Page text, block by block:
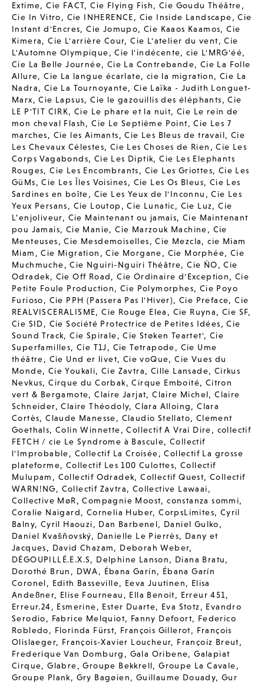
Extime,Cie FACT,Cie Flying Fish,Cie Goudu Théâtre,
Cie In Vitro, Cie INHERENCE, Cie Inside Landscape,Cie
Instant d'Encres,Cie Jomupo,Cie Kaaos Kaamos,Cie
Kimera,Cie L'arrière Cour,Cie L'atelier du vent,Cie
L'Automne Olympique,Cie l'indécente,cie L'MRG'éé,
Cie La Belle Journée, Cie La Contrebande, Cie La Folle
Allure,Cie La langue écarlate, cie la migration,Cie La
Nadra, Cie La Tournoyante, Cie Laïka - Judith Longuet-
Marx,Cie Lapsus,Cie le gazouillis des éléphants,Cie
LE P'TIT CIRK,Cie Le phare et la nuit,Cie Le rein de
mon cheval Flash,Cie Le Septième Point,Cie Les 7
marches, Cie les Aimants,Cie Les Bleus de travail, Cie
Les Chevaux Célestes, Cie Les Choses de Rien ,Cie Les
Corps Vagabonds, Cie Les Diptik,Cie Les Elephants
Rouges,Cie Les Encombrants, Cie Les Griottes, Cie Les
GüMs,Cie Les Îles Voisines, Cie Les Os Bleus, Cie Les
Sardines en boîte, Cie Les Yeux de l'Inconnu ,Cie Les
Yeux Persans, Cie Loutop ,Cie Lunatic, Cie Luz,Cie
L’enjoliveur, Cie Maintenant ou jamais,Cie Maintenant
pou Jamais, Cie Manie,Cie Marzouk Machine, Cie
Menteuses,Cie Mesdemoiselles,Cie Mezcla,cie Miam
Miam ,Cie Migration ,Cie Morgane, Cie Morphée, Cie
Muchmuche,Cie Nguiri-Nguiri Théâtre,Cie ÑO,Cie
Odradek, Cie Off Road,Cie Ordinaire d'Exception,Cie
Petite Foule Production,Cie Polymorphes, Cie Poyo
Furioso, Cie PPH (Passera Pas l'Hiver),Cie Preface,Cie
REALVISCERALISME,Cie Rouge Elea , Cie Ruyna,Cie SF,
Cie SID, Cie Société Protectrice de Petites Idées,Cie
Sound Track,Cie Spirale,Cie Støken Teartet', Cie
Superfamilles,Cie T1J , Cie Tetrapode, Cie Ume
théâtre, Cie Und er livet, Cie voQue,Cie Vues du
Monde, Cie Youkali,Cie Zavtra, Cille Lansade, Cirkus
Nevkus,Cirque du Corbak,Cirque Emboité, Citron
vert & Bergamote,Claire Jarjat,Claire Michel,Claire
Schneider,Claire Théodoly,Clara Alloing,Clara
Cortès,Claude Manesse, Claudio Stellato, Clement
Goethals,Colin Winnette,Collectif A Vrai Dire, collectif
FETCH / cie Le Syndrome à Bascule,Collectif
l'Improbable, Collectif La Croisée,Collectif La grosse
plateforme, Collectif Les 100 Culottes,Collectif
Mulupam , Collectif Odradek,Collectif Quest,Collectif
WARN!NG, Collectif Zavtra, Collective Lawaai,
Collective MøR,Compagnie Moost,constanza sommi,
Coralie Naigard, Cornelia Huber,CorpsLimites, Cyril
Balny, Cyril Haouzi, Dan Barbenel, Daniel Gulko,
Daniel Kvašňovský, Danielle Le Pierrès, Dany et
Jacques, David Chazam, Deborah Weber,
DÉGOUPILLÉ.E.X.S, Delphine Lanson, Diana Bratu,
Dorothé Brun , DWA, Ébana Garín, Ébana Garín
Coronel, Edith Basseville, Eeva Juutinen, Elisa
Andeßner, Elise Fourneau , Ella Benoit, Erreur 451,
Erreur.24, Esmerine, Ester Duarte, Eva Stotz , Evandro
Serodio, Fabrice Melquiot, Fanny Defoort, Federico
Robledo, Florinda Fürst, François Gillerot, François
Olislaeger, François-Xavier Loucheur, Françoiz Breut,
Frederique Van Domburg , Gala Oribene,Galapiat
Cirque,Glabre,Groupe Bekkrell,Groupe La Cavale,
Groupe Plank, Gry Bagøien, Guillaume Douady,Gur